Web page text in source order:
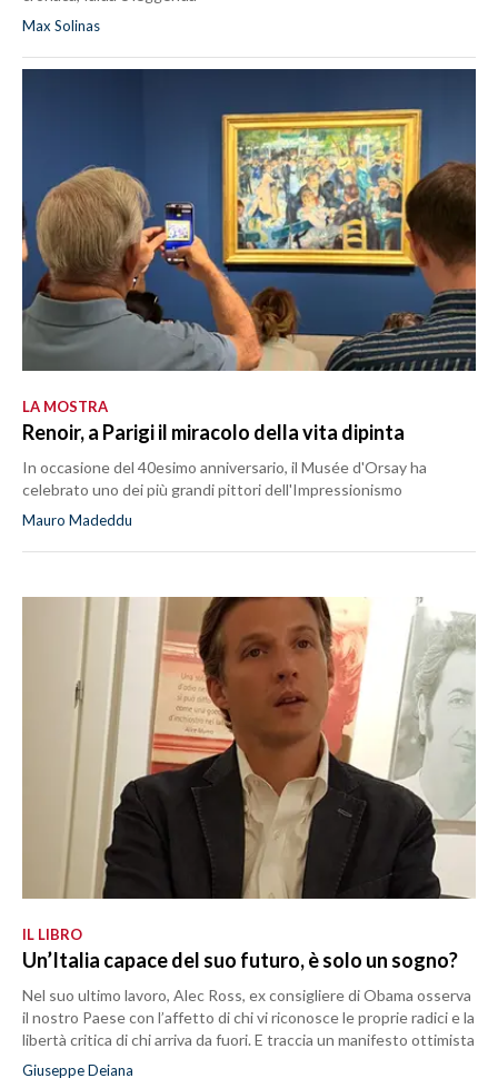
Max Solinas
LA MOSTRA
Renoir, a Parigi il miracolo della vita dipinta
In occasione del 40esimo anniversario, il Musée d'Orsay ha
celebrato uno dei più grandi pittori dell'Impressionismo
Mauro Madeddu
IL LIBRO
Un’Italia capace del suo futuro, è solo un sogno?
Nel suo ultimo lavoro, Alec Ross, ex consigliere di Obama osserva
il nostro Paese con l’affetto di chi vi riconosce le proprie radici e la
libertà critica di chi arriva da fuori. E traccia un manifesto ottimista
Giuseppe Deiana